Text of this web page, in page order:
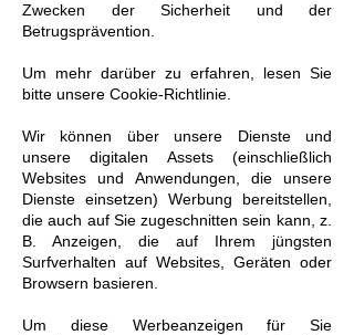
Zwecken der Sicherheit und der
Betrugsprävention.
Um mehr darüber zu erfahren, lesen Sie
bitte unsere Cookie-Richtlinie.
Wir können über unsere Dienste und
unsere digitalen Assets (einschließlich
Websites und Anwendungen, die unsere
Dienste einsetzen) Werbung bereitstellen,
die auch auf Sie zugeschnitten sein kann, z.
B. Anzeigen, die auf Ihrem jüngsten
Surfverhalten auf Websites, Geräten oder
Browsern basieren.
Um diese Werbeanzeigen für Sie